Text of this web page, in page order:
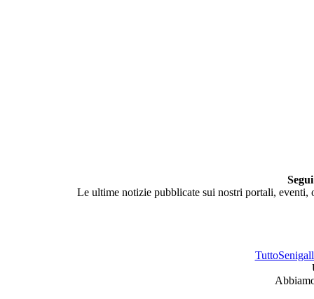
Le ultime notizie pubblicate sui nostri portali,